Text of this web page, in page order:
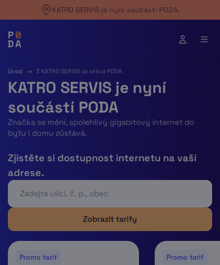
KATRO SERVIS je nyní součástí PODA.
Úvod → Z KATRO SERVIS se stává PODA
KATRO SERVIS je nyní
součástí PODA
Značka se mění, spolehlivý gigabitový internet do
bytu i domu zůstává.
Zjistěte si dostupnost internetu na vaší
adrese.
Zobrazit tarify
Promo tarif Promo tarif